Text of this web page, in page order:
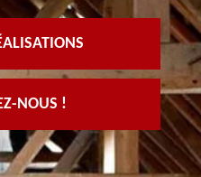
NOUS !